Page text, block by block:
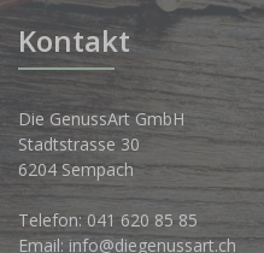
Kontakt
Die GenussArt GmbH
Stadtstrasse 30
6204 Sempach
Telefon: 041 620 85 85
Email: info@diegenussart.ch